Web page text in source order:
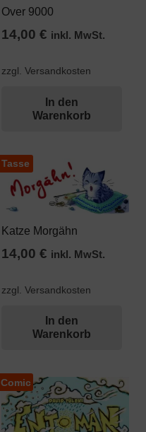
Over 9000
14,00€ inkl. MwSt.
zzgl. Versandkosten
In den
Warenkorb
Tasse
Katze Morgähn
14,00€ inkl. MwSt.
zzgl. Versandkosten
In den
Warenkorb
Comic